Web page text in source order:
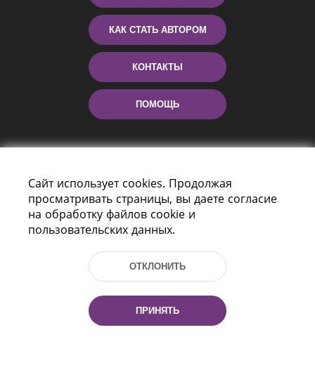
КАК СТАТЬ АВТОРОМ
КОНТАКТЫ
ПОМОЩЬ
Пр-т Независимости 116
г. Минск, Республика Беларусь, 220114
Тел.: (+375 17) 368 37 37, Факс: (+375 17)
Эл. почта: inbox@nlb.by
Сайт использует cookies. Продолжая
просматривать страницы, вы даете согласие
на обработку файлов cookie и
пользовательских данных.
ОТКЛОНИТЬ
ПРИНЯТЬ